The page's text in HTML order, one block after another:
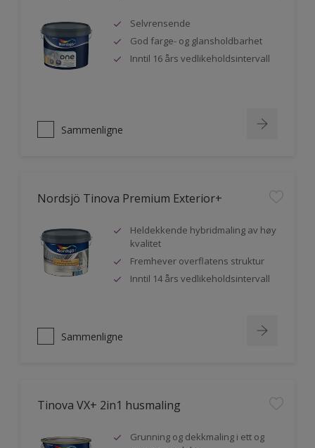
Selvrensende
God farge- og glansholdbarhet
Inntil 16 års vedlikeholdsintervall
Sammenligne
Nordsjö Tinova Premium Exterior+
Heldekkende hybridmaling av høy
kvalitet
Fremhever overflatens struktur
Inntil 14 års vedlikeholdsintervall
Sammenligne
Tinova VX+ 2in1 husmaling
Grunning og dekkmaling i ett og